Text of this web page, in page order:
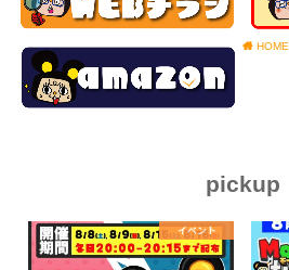
HOME
pickup
イベント